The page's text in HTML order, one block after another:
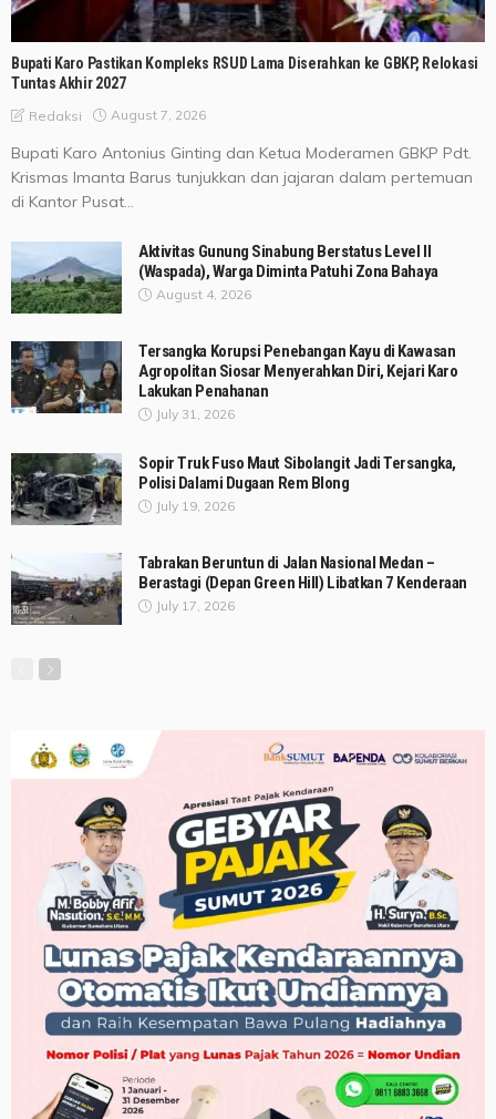
Bupati Karo Pastikan Kompleks RSUD Lama Diserahkan ke GBKP, Relokasi
Tuntas Akhir 2027
Redaksi August 7, 2026
Bupati Karo Antonius Ginting dan Ketua Moderamen GBKP Pdt.
Krismas Imanta Barus tunjukkan dan jajaran dalam pertemuan
di Kantor Pusat...
Aktivitas Gunung Sinabung Berstatus Level II
(Waspada), Warga Diminta Patuhi Zona Bahaya
August 4, 2026
Tersangka Korupsi Penebangan Kayu di Kawasan
Agropolitan Siosar Menyerahkan Diri, Kejari Karo
Lakukan Penahanan
July 31, 2026
Sopir Truk Fuso Maut Sibolangit Jadi Tersangka,
Polisi Dalami Dugaan Rem Blong
July 19, 2026
Tabrakan Beruntun di Jalan Nasional Medan –
Berastagi (Depan Green Hill) Libatkan 7 Kenderaan
July 17, 2026